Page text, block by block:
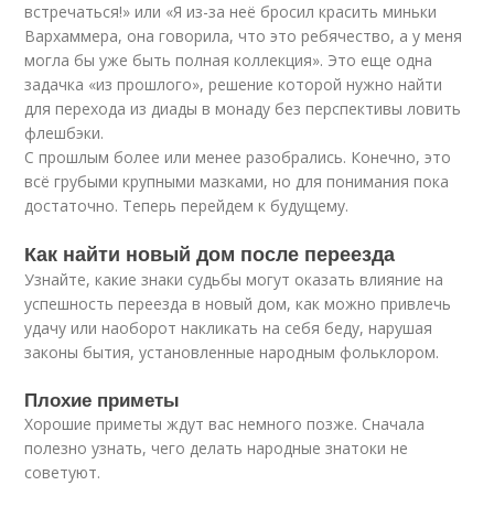
встречаться!» или «Я из-за неё бросил красить миньки
Вархаммера, она говорила, что это ребячество, а у меня
могла бы уже быть полная коллекция». Это еще одна
задачка «из прошлого», решение которой нужно найти
для перехода из диады в монаду без перспективы ловить
флешбэки.
С прошлым более или менее разобрались. Конечно, это
всё грубыми крупными мазками, но для понимания пока
достаточно. Теперь перейдем к будущему.
Как найти новый дом после переезда
Узнайте, какие знаки судьбы могут оказать влияние на
успешность переезда в новый дом, как можно привлечь
удачу или наоборот накликать на себя беду, нарушая
законы бытия, установленные народным фольклором.
Плохие приметы
Хорошие приметы ждут вас немного позже. Сначала
полезно узнать, чего делать народные знатоки не
советуют.